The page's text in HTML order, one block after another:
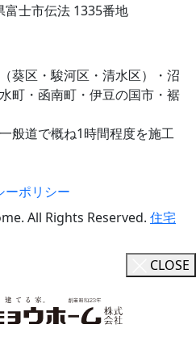
士市伝法 1335番地
葵区・駿河区・清水区）・沼
町・函南町・伊豆の国市・裾
般道で概ね1時間程度を施工
ーポリシー
All Rights Reserved. 住宅
CLOSE